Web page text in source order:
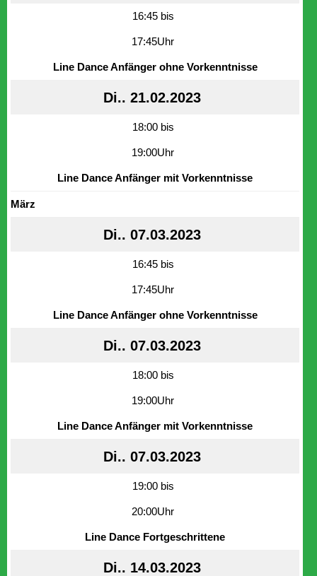
16:45 bis
17:45Uhr
Line Dance Anfänger ohne Vorkenntnisse
Di.. 21.02.2023
18:00 bis
19:00Uhr
Line Dance Anfänger mit Vorkenntnisse
März
Di.. 07.03.2023
16:45 bis
17:45Uhr
Line Dance Anfänger ohne Vorkenntnisse
Di.. 07.03.2023
18:00 bis
19:00Uhr
Line Dance Anfänger mit Vorkenntnisse
Di.. 07.03.2023
19:00 bis
20:00Uhr
Line Dance Fortgeschrittene
Di.. 14.03.2023